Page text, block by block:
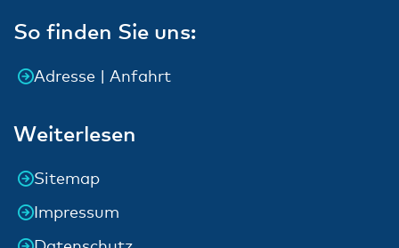
So finden Sie uns:
Adresse | Anfahrt
Weiterlesen
Sitemap
Impressum